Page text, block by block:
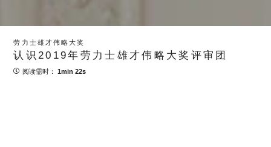
劳力士雄才伟略大奖
认识2019年劳力士雄才伟略大奖评审团
阅读需时： 1min 22s